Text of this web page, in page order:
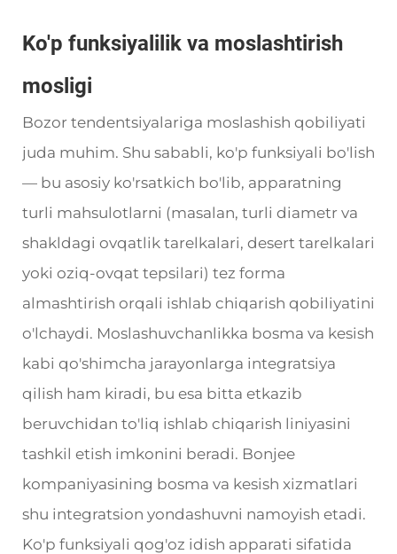
Ko'p funksiyalilik va moslashtirish
mosligi
Bozor tendentsiyalariga moslashish qobiliyati
juda muhim. Shu sababli, ko'p funksiyali bo'lish
— bu asosiy ko'rsatkich bo'lib, apparatning
turli mahsulotlarni (masalan, turli diametr va
shakldagi ovqatlik tarelkalari, desert tarelkalari
yoki oziq-ovqat tepsilari) tez forma
almashtirish orqali ishlab chiqarish qobiliyatini
o'lchaydi. Moslashuvchanlikka bosma va kesish
kabi qo'shimcha jarayonlarga integratsiya
qilish ham kiradi, bu esa bitta etkazib
beruvchidan to'liq ishlab chiqarish liniyasini
tashkil etish imkonini beradi. Bonjee
kompaniyasining bosma va kesish xizmatlari
shu integratsion yondashuvni namoyish etadi.
Ko'p funksiyali qog'oz idish apparati sifatida